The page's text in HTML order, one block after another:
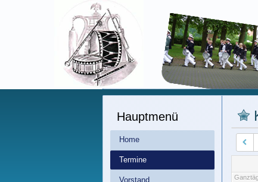
Hauptmenü
Home
Termine
Vorstand
4:00
5:00
6:00
7:00